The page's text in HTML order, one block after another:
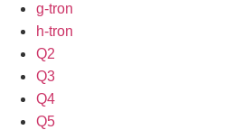
g-tron
h-tron
Q2
Q3
Q4
Q5